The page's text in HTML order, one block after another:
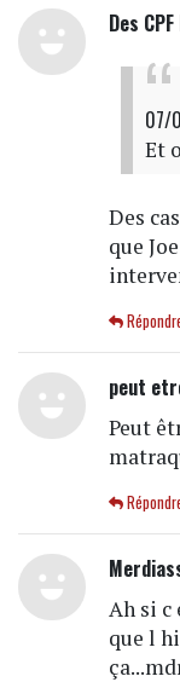
Des CPF
07/
Et
Des
que
peut
Peut
Ah si c
que l